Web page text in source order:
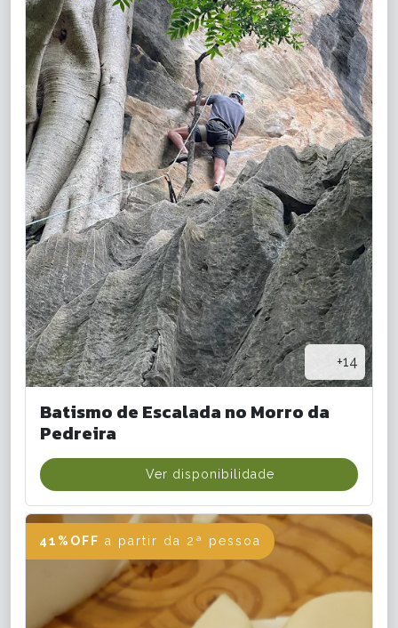
+14
Batismo de Escalada no Morro da
Pedreira
Ver disponibilidade
41%OFF a partir da 2ª pessoa